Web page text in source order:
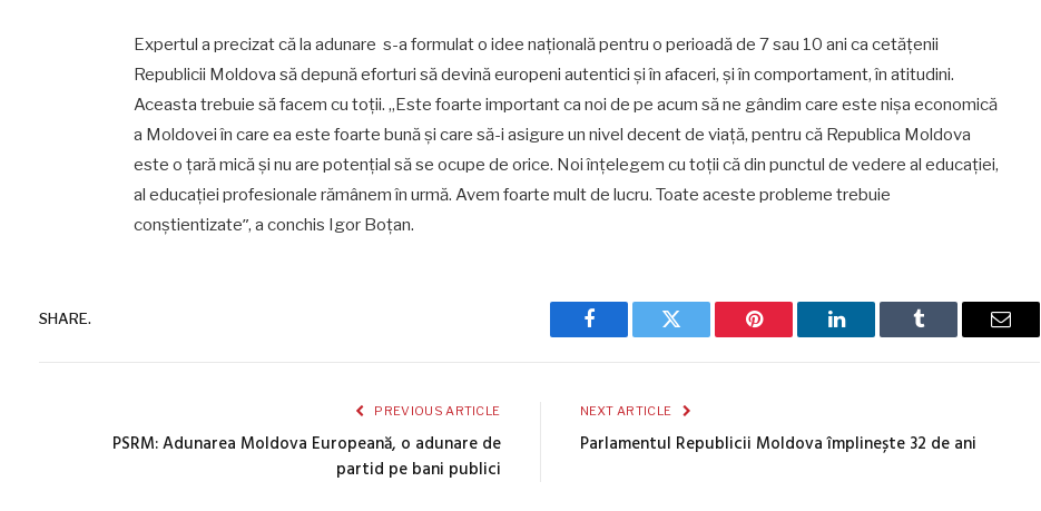
Expertul a precizat că la adunare s-a formulat o idee națională pentru o perioadă de 7 sau 10 ani ca cetățenii
Republicii Moldova să depună eforturi să devină europeni autentici și în afaceri, și în comportament, în atitudini.
Aceasta trebuie să facem cu toții. „Este foarte important ca noi de pe acum să ne gândim care este nișa economică
a Moldovei în care ea este foarte bună și care să-i asigure un nivel decent de viață, pentru că Republica Moldova
este o țară mică și nu are potențial să se ocupe de orice. Noi înțelegem cu toții că din punctul de vedere al educației,
al educației profesionale rămânem în urmă. Avem foarte mult de lucru. Toate aceste probleme trebuie
conștientizateˮ, a conchis Igor Boțan.
SHARE.
Facebook Twitter Pinterest LinkedIn Tumblr Email
PREVIOUS ARTICLE
PSRM: Adunarea Moldova Europeană, o adunare de
partid pe bani publici
NEXT ARTICLE
Parlamentul Republicii Moldova împlinește 32 de ani